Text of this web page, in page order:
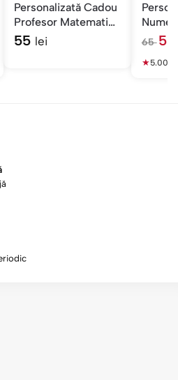
Personalizată Cadou
Profesor Matematică
cu Nume și Mesaj
55 lei
Nume
65
e
★5.00